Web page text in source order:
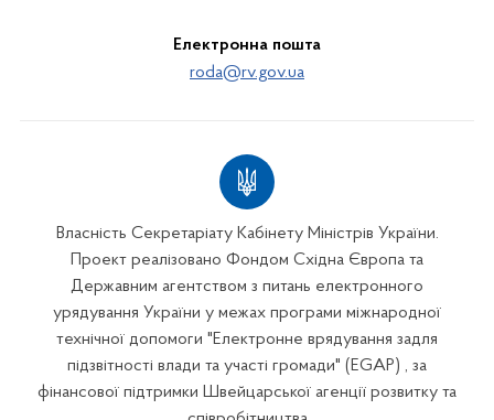
Електронна пошта
roda@rv.gov.ua
Власність Секретаріату Кабінету Міністрів України.
Проект реалізовано Фондом Східна Європа та
Державним агентством з питань електронного
урядування України у межах програми міжнародної
технічної допомоги "Електронне врядування задля
підзвітності влади та участі громади" (EGAP) , за
фінансової підтримки Швейцарської агенції розвитку та